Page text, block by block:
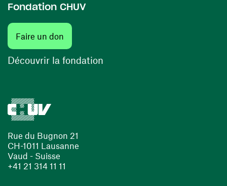
Rue du Bugnon 21
CH-1011 Lausanne
Vaud - Suisse
+41 21 314 11 11
Fondation CHUV
Faire un don
Découvrir la fondation